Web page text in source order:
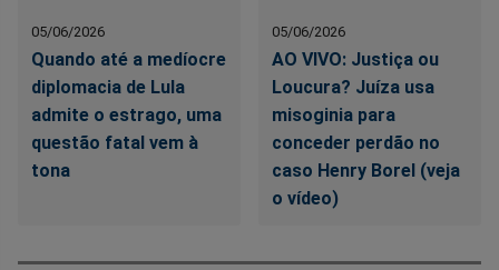
05/06/2026
Quando até a medíocre
diplomacia de Lula
admite o estrago, uma
questão fatal vem à
tona
05/06/2026
AO VIVO: Justiça ou
Loucura? Juíza usa
misoginia para
conceder perdão no
caso Henry Borel (veja
o vídeo)